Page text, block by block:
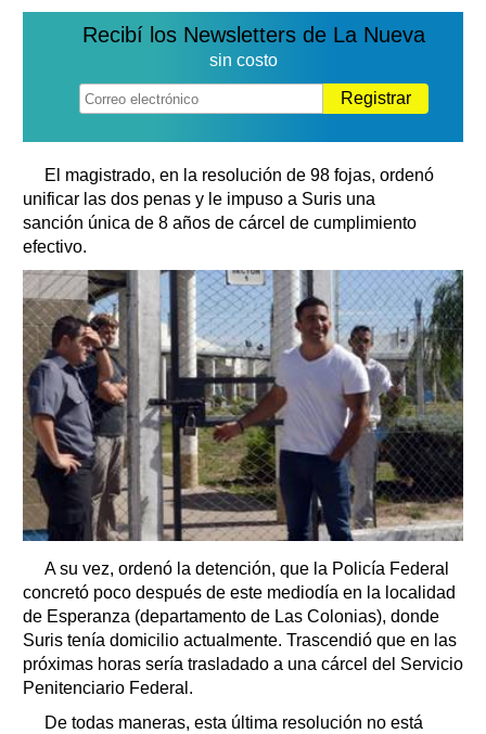
Recibí los Newsletters de La Nueva
sin costo
Registrar
El magistrado, en la resolución de 98 fojas, ordenó
unificar las dos penas y le impuso a Suris una
sanción única de 8 años de cárcel de cumplimiento
efectivo.
A su vez, ordenó la detención, que la Policía Federal
concretó poco después de este mediodía en la localidad
de Esperanza (departamento de Las Colonias), donde
Suris tenía domicilio actualmente. Trascendió que en las
próximas horas sería trasladado a una cárcel del Servicio
Penitenciario Federal.
De todas maneras, esta última resolución no está